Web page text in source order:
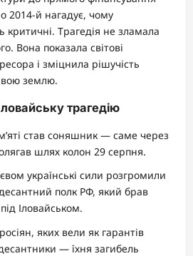
2014-й нагадує, чому
критичні. Трагедія не зламала
Вона показала світові
і зміцнила рішучість
землю.
трагедію
став соняшник — саме через
шлях колон 29 серпня.
українські сили розгромили
полк РФ, який брав
Іловайськом.
яких вели як гарантів
— їхня загибель